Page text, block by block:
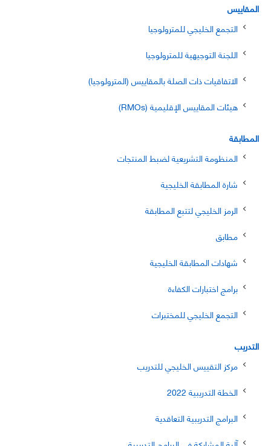
المقاييس
التجمع الخليجي للمترولوجيا
اللجنة التوجيهية للمترولوجيا
الاتفاقيات ذات الصلة بالمقاييس (المترولوجيا)
هيئات المقاييس الإقليمية (RMOs)
المطابقة
المنظومة التشريعية لضبط المنتجات
شارة المطابقة الخليجية
الرمز الخليجي لتتبع المطابقة
مطابق
شهادات المطابقة الخليجية
برامج اختبارات الكفاءة
التجمع الخليجي للمختبرات
التدريب
مركز التقييس الخليجي للتدريب
الخطة التدريبية 2022
البرامج التدريبية التعاقدية